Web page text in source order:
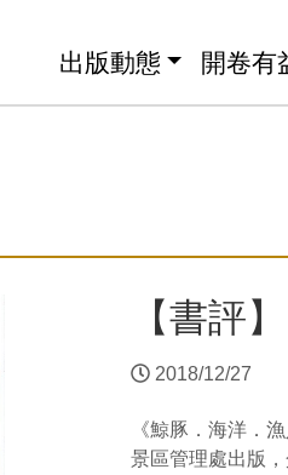
出版動態 開卷有
【書評
2018/12/27
《鯨豚．海洋．
景區管理處出版